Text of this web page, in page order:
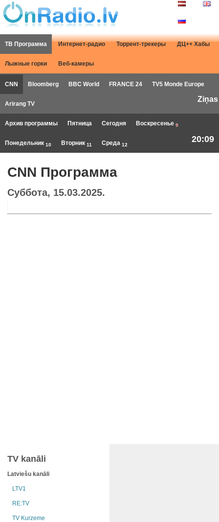
ТВ Программа Интернет-радио Торрент-трекеры ДЦ++ Хабы
Лыжные горки Веб-камеры
CNN Bloomberg BBC World FRANCE 24 TV5 Monde Europe
Arirang TV
Ziņas
Архив программы Пятница Сегодня Воскресенье 9
Понедельник 10 Вторник 11 Среда 12
20:09
CNN Программа
Суббота, 15.03.2025.
TV kanāli
Latviešu kanāli
LTV1
RE:TV
TV Kurzeme